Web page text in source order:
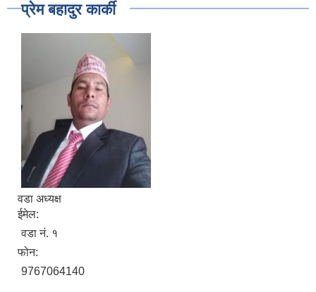
प्रेम बहादुर कार्की
वडा अध्यक्ष
ईमेल:
वडा नं. १
फोन:
9767064140